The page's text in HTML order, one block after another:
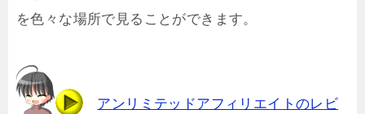
を色々な場所で見ることができます。
アンリミテッドアフィリエイトのレビ